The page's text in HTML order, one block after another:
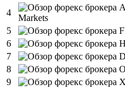
4
5
6
7
8
9